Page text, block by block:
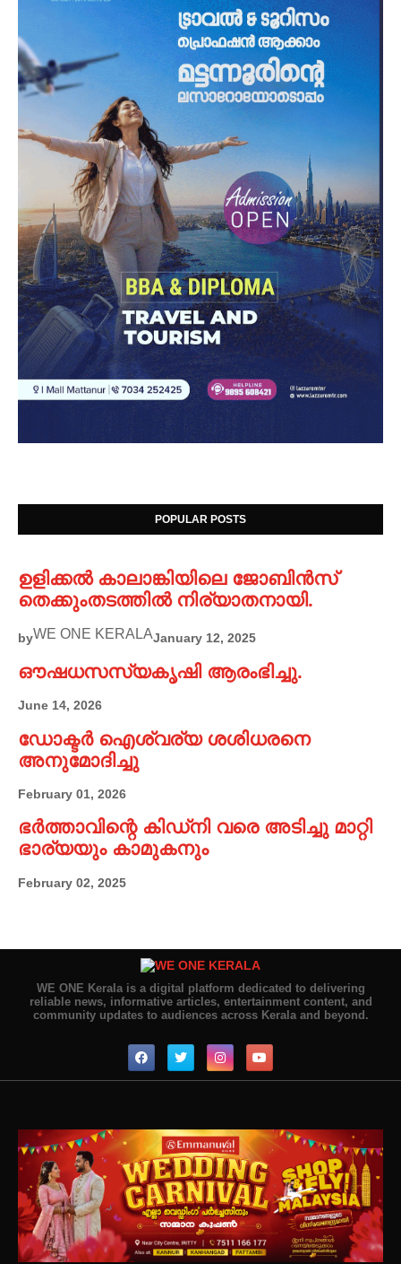
POPULAR POSTS
ഉളിക്കൽ കാലാങ്കിയിലെ ജോബിൻസ്
തെക്കുംതടത്തിൽ നിര്യാതനായി.
byWE ONE KERALAJanuary 12, 2025
ഔഷധസസ്യകൃഷി ആരംഭിച്ചു.
June 14, 2026
ഡോക്ടർ ഐശ്വര്യ ശശിധരനെ
അനുമോദിച്ചു
February 01, 2026
ഭർത്താവിന്റെ കിഡ്നി വരെ അടിച്ചു മാറ്റി
ഭാര്യയും കാമുകനും
February 02, 2025
WE ONE Kerala is a digital platform dedicated to delivering
reliable news, informative articles, entertainment content, and
community updates to audiences across Kerala and beyond.